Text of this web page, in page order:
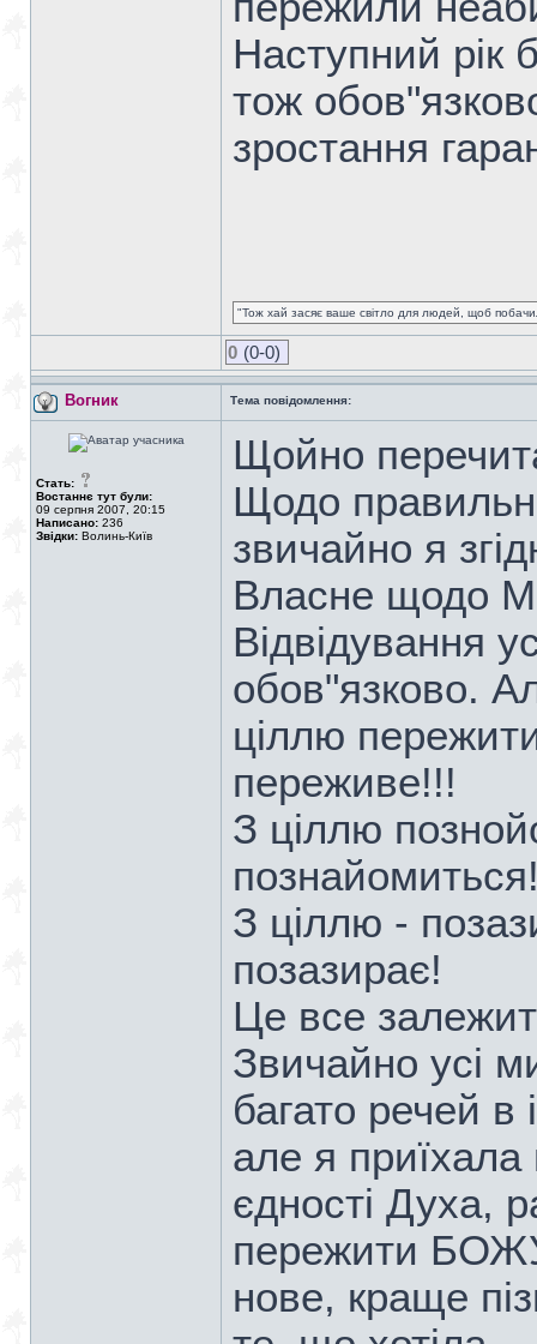
Наступний рік
тож
зростання
"Тож хай засяє ваше світло для людей, щоб
0 (0-0)
Вогник Тема повідомлення:
Стать:
Востаннє тут були:
09 серпня 2007, 20:15
Написано: 236
Звідки: Волинь-Київ
Щойно
Щодо
звичайно я
Власне щодо
Відвідування
обов"язково.
ціллю
переживе!!!
З ціллю
З ціллю -
позазирає!
Це все
Звичайно усі
багато речей
але я
єдності Духа,
пережити БОЖУ
нове, краще